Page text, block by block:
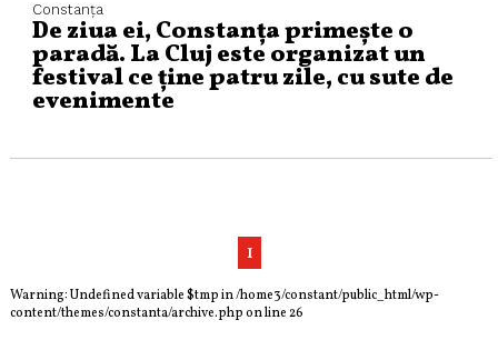
Constanța
De ziua ei, Constanța primește o
paradă. La Cluj este organizat un
festival ce ține patru zile, cu sute de
evenimente
1
Warning: Undefined variable $tmp in/home3/constant/public_html/wp-
content/themes/constanta/archive.phpon line26